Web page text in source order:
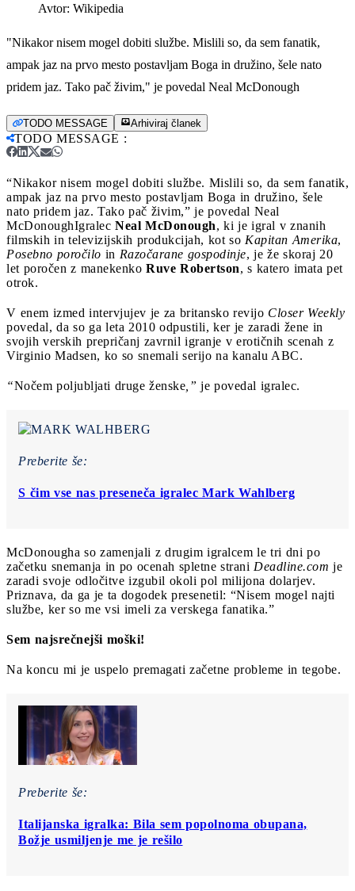
Avtor: Wikipedia
"Nikakor nisem mogel dobiti službe. Mislili so, da sem fanatik,
ampak jaz na prvo mesto postavljam Boga in družino, šele nato
pridem jaz. Tako pač živim," je povedal Neal McDonough
TODO MESSAGE Arhiviraj članek
TODO MESSAGE :
“Nikakor nisem mogel dobiti službe. Mislili so, da sem fanatik,
ampak jaz na prvo mesto postavljam Boga in družino, šele
nato pridem jaz. Tako pač živim,” je povedal Neal
McDonoughIgralec Neal McDonough, ki je igral v znanih
filmskih in televizijskih produkcijah, kot so Kapitan Amerika,
Posebno poročilo in Razočarane gospodinje, je že skoraj 20
let poročen z manekenko Ruve Robertson, s katero imata pet
otrok.
V enem izmed intervjujev je za britansko revijo Closer Weekly
povedal, da so ga leta 2010 odpustili, ker je zaradi žene in
svojih verskih prepričanj zavrnil igranje v erotičnih scenah z
Virginio Madsen, ko so snemali serijo na kanalu ABC.
“Nočem poljubljati druge ženske ,” je povedal igralec.
Preberite še:
S čim vse nas preseneča igralec Mark Wahlberg
McDonougha so zamenjali z drugim igralcem le tri dni po
začetku snemanja in po ocenah spletne strani Deadline.com je
zaradi svoje odločitve izgubil okoli pol milijona dolarjev.
Priznava, da ga je ta dogodek presenetil: “Nisem mogel najti
službe, ker so me vsi imeli za verskega fanatika.”
Sem najsrečnejši moški!
Na koncu mi je uspelo premagati začetne probleme in tegobe.
Preberite še:
Italijanska igralka: Bila sem popolnoma obupana,
Božje usmiljenje me je rešilo